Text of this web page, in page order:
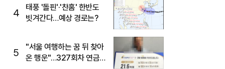
4
태풍 '돌핀'·'찬홈' 한반도
빗겨간다…예상 경로는?
5
"서울 여행하는 꿈 뒤 찾아
온 행운"…327회차 연금